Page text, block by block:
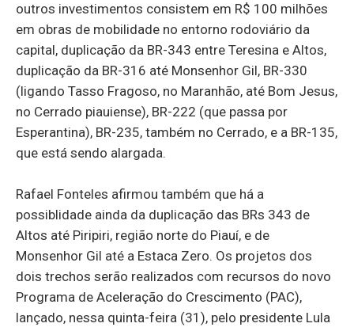
outros investimentos consistem em R$ 100 milhões
em obras de mobilidade no entorno rodoviário da
capital, duplicação da BR-343 entre Teresina e Altos,
duplicação da BR-316 até Monsenhor Gil, BR-330
(ligando Tasso Fragoso, no Maranhão, até Bom Jesus,
no Cerrado piauiense), BR-222 (que passa por
Esperantina), BR-235, também no Cerrado, e a BR-135,
que está sendo alargada.
Rafael Fonteles afirmou também que há a
possiblidade ainda da duplicação das BRs 343 de
Altos até Piripiri, região norte do Piauí, e de
Monsenhor Gil até a Estaca Zero. Os projetos dos
dois trechos serão realizados com recursos do novo
Programa de Aceleração do Crescimento (PAC),
lançado, nessa quinta-feira (31), pelo presidente Lula